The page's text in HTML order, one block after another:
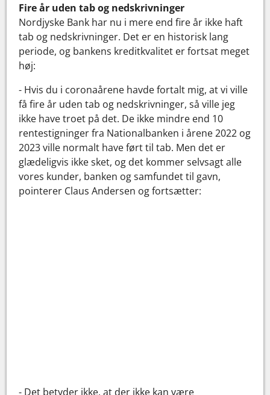
Fire år uden tab og nedskrivninger
Nordjyske Bank har nu i mere end fire år ikke haft
tab og nedskrivninger. Det er en historisk lang
periode, og bankens kreditkvalitet er fortsat meget
høj:
- Hvis du i coronaårene havde fortalt mig, at vi ville
få fire år uden tab og nedskrivninger, så ville jeg
ikke have troet på det. De ikke mindre end 10
rentestigninger fra Nationalbanken i årene 2022 og
2023 ville normalt have ført til tab. Men det er
glædeligvis ikke sket, og det kommer selvsagt alle
vores kunder, banken og samfundet til gavn,
pointerer Claus Andersen og fortsætter:
- Det betyder ikke, at der ikke kan være